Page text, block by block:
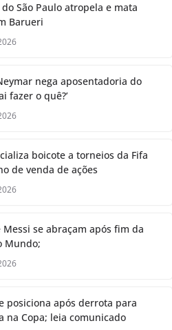
do São Paulo atropela e mata
Barueri
nega aposentadoria do
fazer o quê?’
boicote a torneios da Fifa
de venda de ações
Messi se abraçam após fim da
Mundo;
posiciona após derrota para
na Copa; leia comunicado